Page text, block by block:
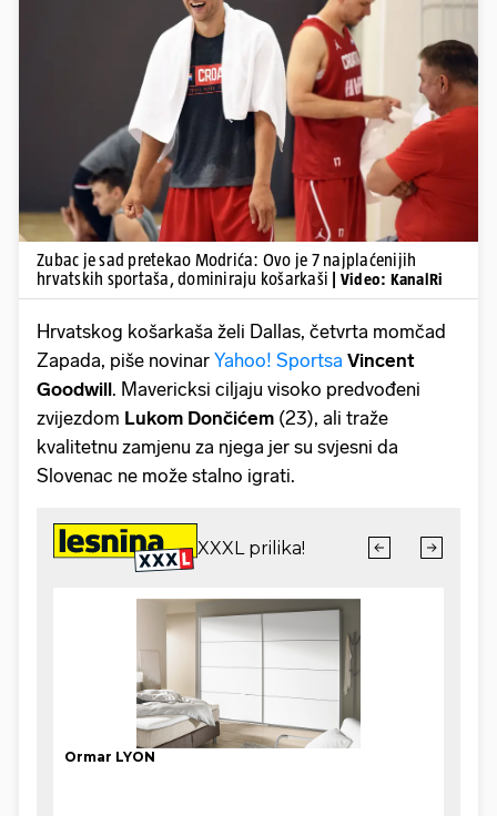
Pokretanje videa...
Zubac je sad pretekao Modrića: Ovo je 7 najplaćenijih
hrvatskih sportaša, dominiraju košarkaši
| Video: KanalRi
Hrvatskog košarkaša želi Dallas, četvrta momčad
Zapada, piše novinar Yahoo! Sportsa Vincent
Goodwill. Mavericksi ciljaju visoko predvođeni
zvijezdom Lukom Dončićem (23), ali traže
kvalitetnu zamjenu za njega jer su svjesni da
Slovenac ne može stalno igrati.